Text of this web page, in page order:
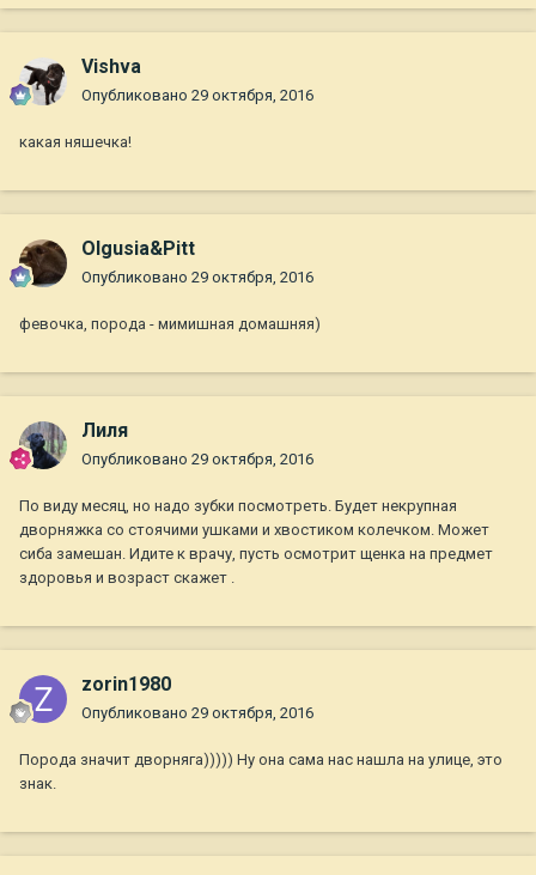
Vishva
Опубликовано 29 октября, 2016
какая няшечка!
Olgusia&Pitt
Опубликовано 29 октября, 2016
февочка, порода - мимишная домашняя)
Лиля
Опубликовано 29 октября, 2016
По виду месяц, но надо зубки посмотреть. Будет некрупная
дворняжка со стоячими ушками и хвостиком колечком. Может
сиба замешан. Идите к врачу, пусть осмотрит щенка на предмет
здоровья и возраст скажет .
zorin1980
Опубликовано 29 октября, 2016
Порода значит дворняга))))) Ну она сама нас нашла на улице, это
знак.